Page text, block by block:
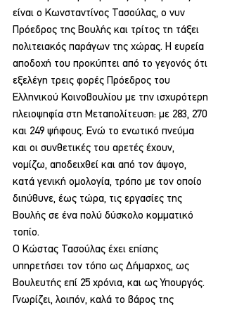
είναι ο Κωνσταντίνος Τασούλας, ο νυν
Πρόεδρος της Βουλής και τρίτος τη τάξει
πολιτειακός παράγων της χώρας. Η ευρεία
αποδοχή του προκύπτει από το γεγονός ότι
εξελέγη τρεις φορές Πρόεδρος του
Ελληνικού Κοινοβουλίου με την ισχυρότερη
πλειοψηφία στη Μεταπολίτευση: με 283, 270
και 249 ψήφους. Ενώ το ενωτικό πνεύμα
και οι συνθετικές του αρετές έχουν,
νομίζω, αποδειχθεί και από τον άψογο,
κατά γενική ομολογία, τρόπο με τον οποίο
διηύθυνε, έως τώρα, τις εργασίες της
Βουλής σε ένα πολύ δύσκολο κομματικό
τοπίο.
Ο Κώστας Τασούλας έχει επίσης
υπηρετήσει τον τόπο ως Δήμαρχος, ως
Βουλευτής επί 25 χρόνια, και ως Υπουργός.
Γνωρίζει, λοιπόν, καλά το βάρος της